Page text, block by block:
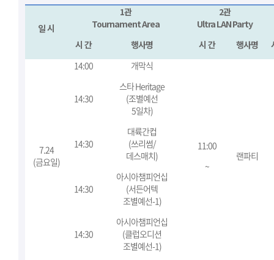
일 시
1관
Tournament Area
2관
Ultra LAN Party
시 간
행사명 시 간 행사명
7.24
(금요일)
14:00 개막식
11:00
~
랜파티
14:30
스타 Heritage
(조별예선
5일차)
14:30
대륙간컵
(쓰리썸/
데스매치)
14:30
아시아챔피언십
(서든어텍
조별예선-1)
14:30
아시아챔피언십
(클럽오디션
조별예선-1)